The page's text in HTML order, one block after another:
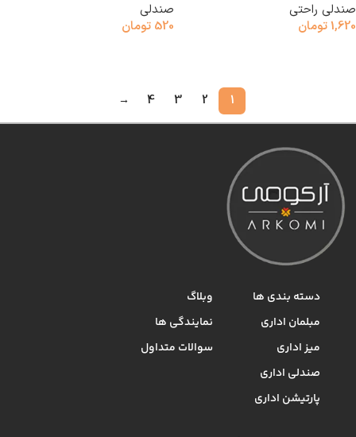
صندلی راحتی
1,620تومان
صندلی
520 تومان
1
2
3
4
→
دسته بندی ها
مبلمان اداری
میز اداری
صندلی اداری
پارتیشن اداری
وبلاگ
نمایندگی ها
سوالات متداول